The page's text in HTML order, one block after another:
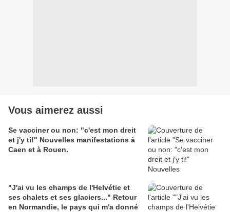
Vous aimerez aussi
Se vacciner ou non: "c'est mon dreit
et j'y ti!" Nouvelles manifestations à
Caen et à Rouen.
"J'ai vu les champs de l'Helvétie et
ses chalets et ses glaciers..." Retour
en Normandie, le pays qui m'a donné